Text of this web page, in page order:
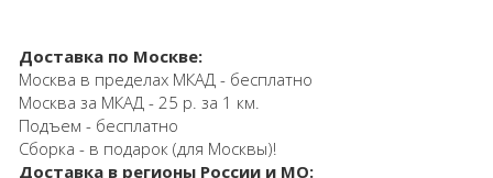
Доставка по Москве:
Москва в пределах МКАД - бесплатно
Москва за МКАД - 25 р. за 1 км.
Подъем - бесплатно
Сборка - в подарок (для Москвы)!
Доставка в регионы России и МО: